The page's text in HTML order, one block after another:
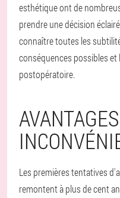
esthétique ont de
prendre une décision
connaître toutes les
conséquences possibles
postopératoire.
Les premières tentatives
remontent à plus de cent